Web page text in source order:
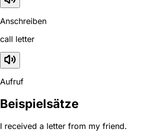
Anschreiben
call letter
Aufruf
Beispielsätze
I received a letter from my friend.